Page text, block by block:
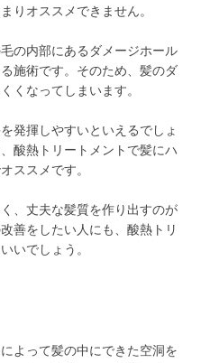
りオススメできません。
の内部にあるダメージホール
施術です。そのため、髪のダ
くなってしまいます。
発揮しやすいといえるでしょ
酸熱トリートメントで髪にハ
ススメです。
、丈夫な髪質を作り出すのが
善をしたい人にも、酸熱トリ
いでしょう。
よって髪の中にできた空洞を